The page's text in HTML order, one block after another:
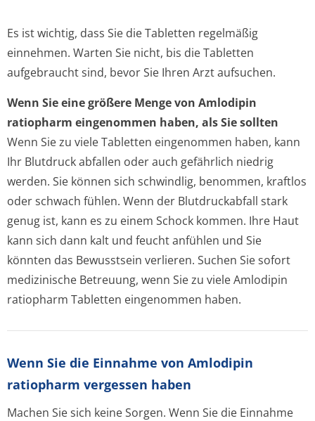
Es ist wichtig, dass Sie die Tabletten regelmäßig
einnehmen. Warten Sie nicht, bis die Tabletten
aufgebraucht sind, bevor Sie Ihren Arzt aufsuchen.
Wenn Sie eine größere Menge von Amlodipin
ratiopharm eingenommen haben, als Sie sollten
Wenn Sie zu viele Tabletten eingenommen haben, kann
Ihr Blutdruck abfallen oder auch gefährlich niedrig
werden. Sie können sich schwindlig, benommen, kraftlos
oder schwach fühlen. Wenn der Blutdruckabfall stark
genug ist, kann es zu einem Schock kommen. Ihre Haut
kann sich dann kalt und feucht anfühlen und Sie
könnten das Bewusstsein verlieren. Suchen Sie sofort
medizinische Betreuung, wenn Sie zu viele Amlodipin
ratiopharm Tabletten eingenommen haben.
Wenn Sie die Einnahme von Amlodipin
ratiopharm vergessen haben
Machen Sie sich keine Sorgen. Wenn Sie die Einnahme